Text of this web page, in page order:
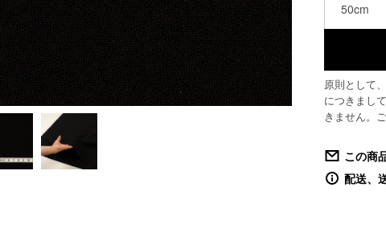
50cm
原則として
につきまし
きません。
この商
配送、